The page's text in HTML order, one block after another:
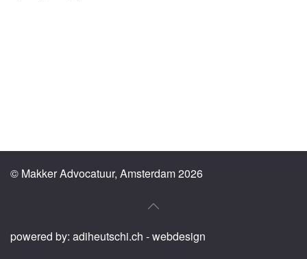
© Makker Advocatuur, Amsterdam2026
powered by: adiheutschi.ch - webdesign